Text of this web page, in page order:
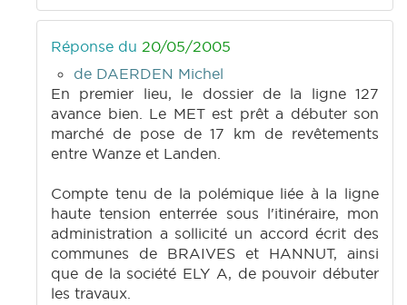
Réponse du 20/05/2005
de DAERDEN Michel
En premier lieu, le dossier de la ligne 127
avance bien. Le MET est prêt a débuter son
marché de pose de 17 km de revêtements
entre Wanze et Landen.
Compte tenu de la polémique liée à la ligne
haute tension enterrée sous l'itinéraire, mon
administration a sollicité un accord écrit des
communes de BRAIVES et HANNUT, ainsi
que de la société ELY A, de pouvoir débuter
les travaux.